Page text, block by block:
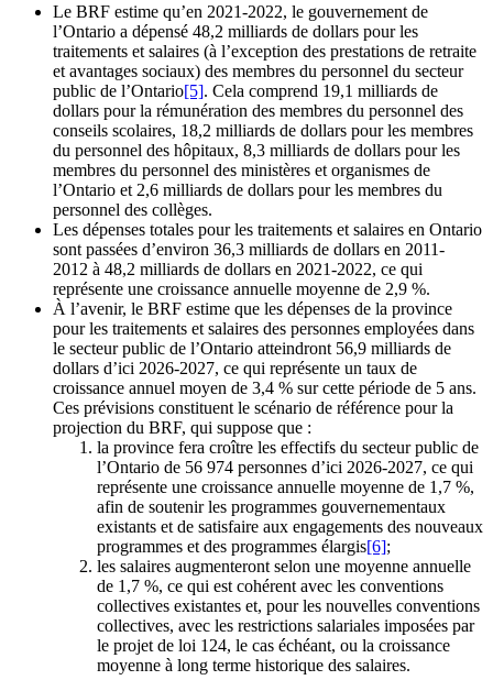
Le BRF estime qu’en 2021-2022, le gouvernement de
l’Ontario a dépensé 48,2 milliards de dollars pour les
traitements et salaires (à l’exception des prestations de retraite
et avantages sociaux) des membres du personnel du secteur
public de l’Ontario[5]. Cela comprend 19,1 milliards de
dollars pour la rémunération des membres du personnel des
conseils scolaires, 18,2 milliards de dollars pour les membres
du personnel des hôpitaux, 8,3 milliards de dollars pour les
membres du personnel des ministères et organismes de
l’Ontario et 2,6 milliards de dollars pour les membres du
personnel des collèges.
Les dépenses totales pour les traitements et salaires en Ontario
sont passées d’environ 36,3 milliards de dollars en 2011-
2012 à 48,2 milliards de dollars en 2021-2022, ce qui
représente une croissance annuelle moyenne de 2,9 %.
À l’avenir, le BRF estime que les dépenses de la province
pour les traitements et salaires des personnes employées dans
le secteur public de l’Ontario atteindront 56,9 milliards de
dollars d’ici 2026-2027, ce qui représente un taux de
croissance annuel moyen de 3,4 % sur cette période de 5 ans.
Ces prévisions constituent le scénario de référence pour la
projection du BRF, qui suppose que :
la province fera croître les effectifs du secteur public de
l’Ontario de 56 974 personnes d’ici 2026-2027, ce qui
représente une croissance annuelle moyenne de 1,7 %,
afin de soutenir les programmes gouvernementaux
existants et de satisfaire aux engagements des nouveaux
programmes et des programmes élargis[6];
les salaires augmenteront selon une moyenne annuelle
de 1,7 %, ce qui est cohérent avec les conventions
collectives existantes et, pour les nouvelles conventions
collectives, avec les restrictions salariales imposées par
le projet de loi 124, le cas échéant, ou la croissance
moyenne à long terme historique des salaires.